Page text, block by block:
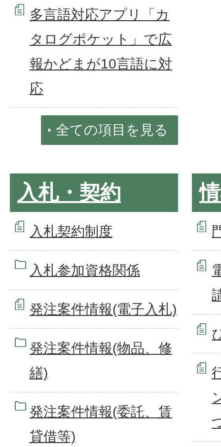
多言語対応アプリ「カ
タログポケット」で広
報かどまが10言語に対
応
全ての項目を見る
入札・契約
入札契約制度
入札参加資格関係
発注案件情報(電子入札)
発注案件情報(物品、修
繕)
発注案件情報(委託、賃
貸借等)